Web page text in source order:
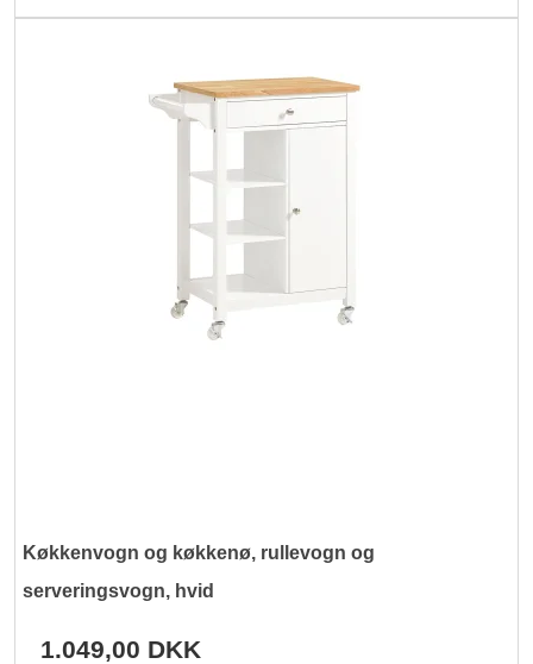
Køkkenvogn og køkkenø, rullevogn og
serveringsvogn, hvid
1.049,00 DKK